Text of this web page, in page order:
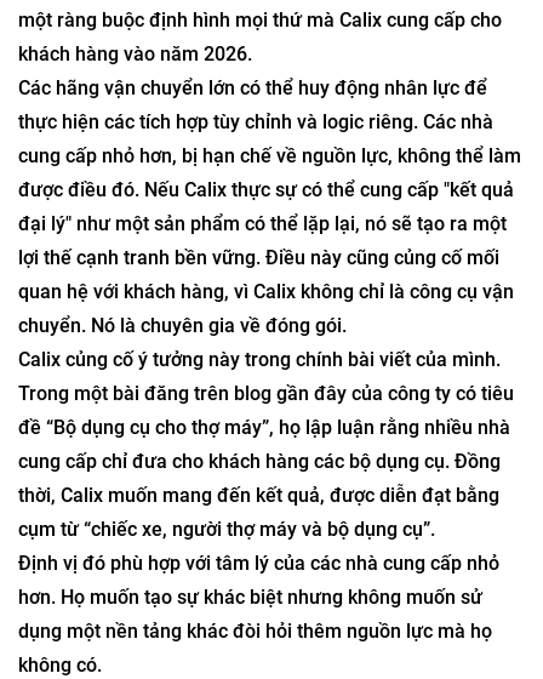
một ràng buộc định hình mọi thứ mà Calix cung cấp cho
khách hàng vào năm 2026.
Các hãng vận chuyển lớn có thể huy động nhân lực để
thực hiện các tích hợp tùy chỉnh và logic riêng. Các nhà
cung cấp nhỏ hơn, bị hạn chế về nguồn lực, không thể làm
được điều đó. Nếu Calix thực sự có thể cung cấp "kết quả
đại lý" như một sản phẩm có thể lặp lại, nó sẽ tạo ra một
lợi thế cạnh tranh bền vững. Điều này cũng củng cố mối
quan hệ với khách hàng, vì Calix không chỉ là công cụ vận
chuyển. Nó là chuyên gia về đóng gói.
Calix củng cố ý tưởng này trong chính bài viết của mình.
Trong một bài đăng trên blog gần đây của công ty có tiêu
đề “Bộ dụng cụ cho thợ máy”, họ lập luận rằng nhiều nhà
cung cấp chỉ đưa cho khách hàng các bộ dụng cụ. Đồng
thời, Calix muốn mang đến kết quả, được diễn đạt bằng
cụm từ “chiếc xe, người thợ máy và bộ dụng cụ”.
Định vị đó phù hợp với tâm lý của các nhà cung cấp nhỏ
hơn. Họ muốn tạo sự khác biệt nhưng không muốn sử
dụng một nền tảng khác đòi hỏi thêm nguồn lực mà họ
không có.